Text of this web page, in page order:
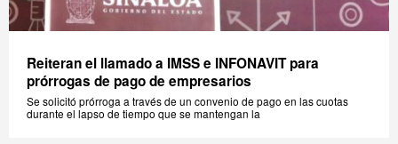
Reiteran el llamado a IMSS e INFONAVIT para
prórrogas de pago de empresarios
Se solicitó prórroga a través de un convenio de pago en las cuotas
durante el lapso de tiempo que se mantengan la